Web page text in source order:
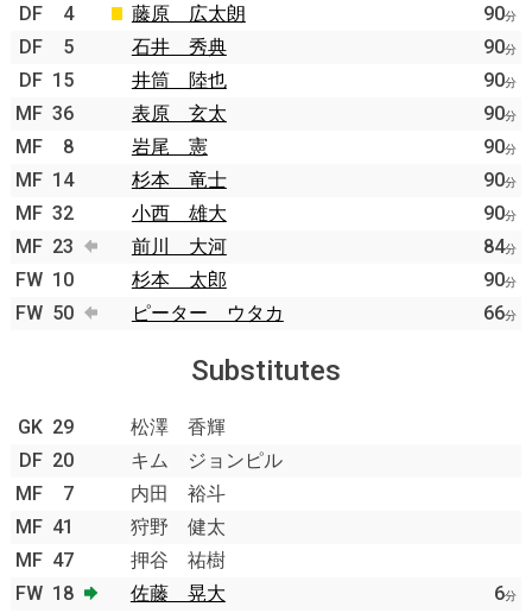
DF 4 藤原 広太朗 90分
DF 5 石井 秀典 90分
DF 15 井筒 陸也 90分
MF 36 表原 玄太 90分
MF 8 岩尾 憲 90分
MF 14 杉本 竜士 90分
MF 32 小西 雄大 90分
MF 23 前川 大河 84分
FW 10 杉本 太郎 90分
FW 50 ピーター ウタカ 66分
Substitutes
GK 29
松澤 香輝
DF 20
キム ジョンピル
MF
7
内田 裕斗
MF 41
狩野 健太
MF 47
押谷 祐樹
FW 18 佐藤 晃大 6分